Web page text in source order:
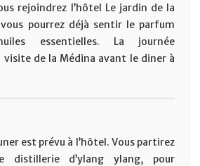
rejoindrez l’hôtel Le jardin de la
pourrez déjà sentir le parfum
essentielles. La journée
visite de la Médina avant le diner à
est prévu à l’hôtel. Vous partirez
distillerie d’ylang ylang, pour